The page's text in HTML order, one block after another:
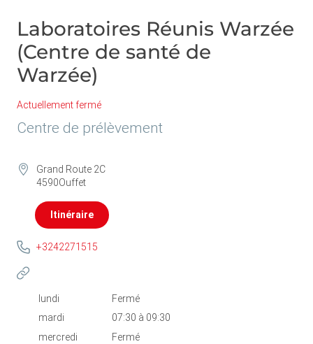
Laboratoires Réunis Warzée
(Centre de santé de
Warzée)
Actuellement fermé
Centre de prélèvement
Grand Route 2C
4590Ouffet
Itinéraire
+3242271515
lundi
Fermé
mardi
07:30 à 09:30
mercredi
Fermé